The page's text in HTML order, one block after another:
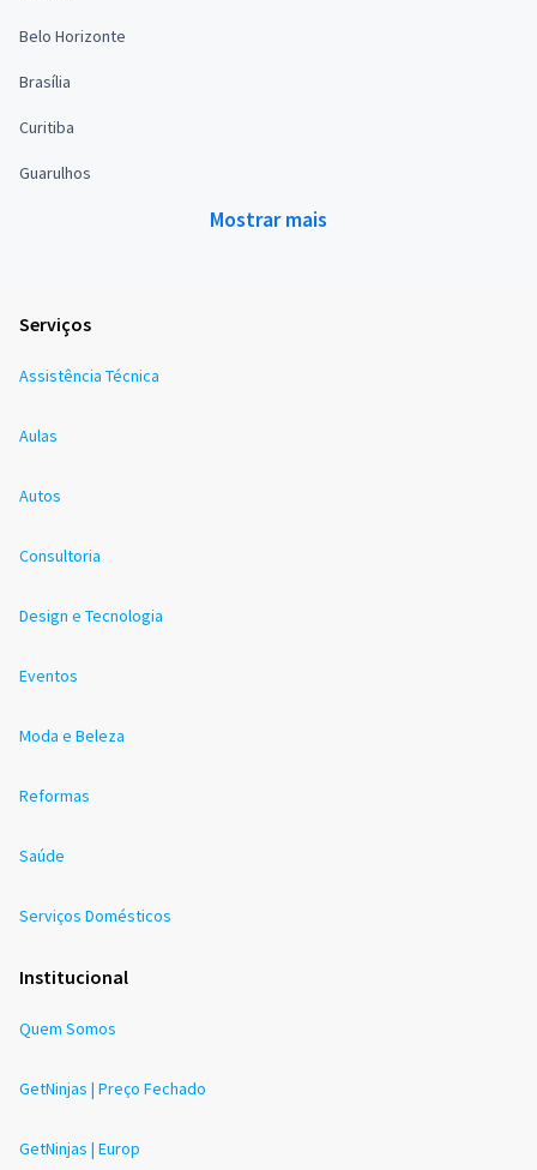
Belo Horizonte
Brasília
Curitiba
Guarulhos
Mostrar mais
Serviços
Assistência Técnica
Aulas
Autos
Consultoria
Design e Tecnologia
Eventos
Moda e Beleza
Reformas
Saúde
Serviços Domésticos
Institucional
Quem Somos
GetNinjas | Preço Fechado
GetNinjas | Europ